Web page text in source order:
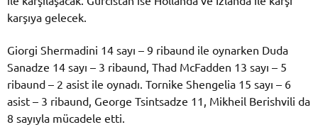
karşıya gelecek.
Giorgi Shermadini 14 sayı – 9 ribaund ile oynarken Duda
Sanadze 14 sayı – 3 ribaund, Thad McFadden 13 sayı – 5
ribaund – 2 asist ile oynadı. Tornike Shengelia 15 sayı – 6
asist – 3 ribaund, George Tsintsadze 11, Mikheil Berishvili da
8 sayıyla mücadele etti.